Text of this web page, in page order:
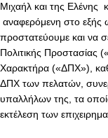
Μιχαήλ και της Ελένης
αναφερόμενη στο εξής
προστατεύουμε και να
Πολιτικής Προστασίας
Χαρακτήρα («ΔΠΧ»),
ΔΠΧ των πελατών,
υπαλλήλων της, τα οποία
εκτέλεση των